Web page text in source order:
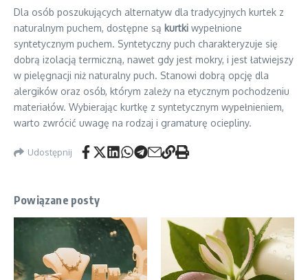
Dla osób poszukujących alternatyw dla tradycyjnych kurtek z
naturalnym puchem, dostępne są kurtki wypełnione
syntetycznym puchem. Syntetyczny puch charakteryzuje się
dobrą izolacją termiczną, nawet gdy jest mokry, i jest łatwiejszy
w pielęgnacji niż naturalny puch. Stanowi dobrą opcję dla
alergików oraz osób, którym zależy na etycznym pochodzeniu
materiałów. Wybierając kurtkę z syntetycznym wypełnieniem,
warto zwrócić uwagę na rodzaj i gramaturę ociepliny.
Udostępnij
Powiązane posty